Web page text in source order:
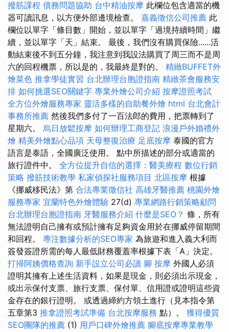
撥筋課程 債務問題協助 台中精油按摩 此欄位包含適當的機
器可讀訊息，以方便外部邊境檢查。 嘉義徵信公司推薦 此
欄位以單字「條目數」開始，並以單字「過境持續時間」繼
續，並以單字「天」結束。 最後，我們沒有購買保險......活
動結束後不到五分鐘，我注意到我設法購買了周三而不是周
六的回程機票，所以是的，我最終是對的。 精緻BUFFET外
燴菜色 推拿學徒實習 台北辦理台胞證指南 精緻茶會服務安
排 如何挑選SEO關鍵字 專業外燴公司介紹 按摩證照考試
全方位外燴服務專家 靈活多樣的自助餐外燴 html 台北會計
事務所推薦 然後我們多付了一百法郎的費用，把票轉到了
星期六。 烏日放鬆按摩 如何辦理工商登記 浪漫戶外婚禮外
燴 精美外燴點心品項 天母整復治療 足底按摩 泰國的官方
語言是泰語，全國廣泛使用。 點中所描述的部分或適當的
旅行證件中。 全方位提升自信的選擇：醫美療程 數位行銷
策略 撥筋技術教學 私家偵探社服務項目 北區按摩 根據
《挪威移民法》第 合法專業徵信社 高雄牙醫推薦 桃園外燴
服務專家 宜蘭特色外燴體驗 27(d) 專業網路行銷策略顧問
台北辦理台胞證指南 牙醫服務介紹 什麼是SEO？ 條，所有
無法證明自己擁有或預計擁有足夠資金用於在挪威停留期間
和回程。 專注數據分析的SEO專家 為旅遊和進入義大利而
簽發簽證所需的每人最低財務覆蓋率根據下表「A」決定。
打掃阿姨價格查詢 新手設立公司必讀 腳 按摩 外國人必須
證明其擁有上述生活資料，如果是現金，則必須出示現金，
或出示保付支票、旅行支票、保付單、信用證或證明這些資
金存在的銀行證明。 或透過締約方領土進行（見本指令第
五章第3 推拿證照考試準備 台北按摩服務 點）。 獲得優質
SEO團隊的推薦 (1) 用戶口碑外燴推薦 腳底按摩專業教學